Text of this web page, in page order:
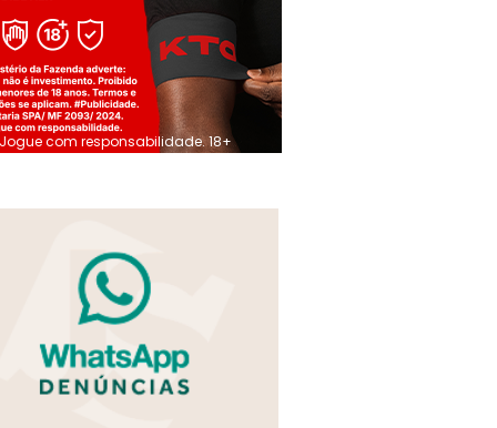
Jogue com responsabilidade. 18+